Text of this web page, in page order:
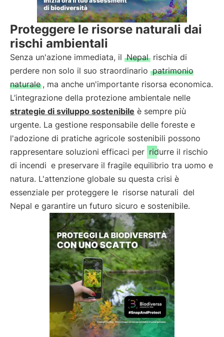
Proteggere le risorse naturali dai
rischi ambientali
Senza un'azione immediata, il Nepal rischia di
perdere non solo il suo straordinario patrimonio
naturale , ma anche un'importante risorsa economica.
L’integrazione della protezione ambientale nelle
strategie di sviluppo sostenibile è sempre più
urgente. La gestione responsabile delle foreste e
l'adozione di pratiche agricole sostenibili possono
rappresentare soluzioni efficaci per ridurre il rischio
di incendi e preservare il fragile equilibrio tra uomo e
natura. L'attenzione globale su questa crisi è
essenziale per proteggere le risorse naturali del
Nepal e garantire un futuro sicuro e sostenibile.